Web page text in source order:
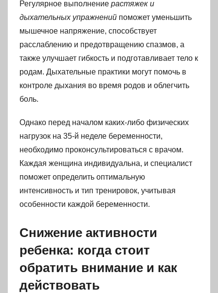
Регулярное выполнение растяжек и
дыхательных упражнений поможет уменьшить
мышечное напряжение, способствует
расслаблению и предотвращению спазмов, а
также улучшает гибкость и подготавливает тело к
родам. Дыхательные практики могут помочь в
контроле дыхания во время родов и облегчить
боль.
Однако перед началом каких-либо физических
нагрузок на 35-й неделе беременности,
необходимо проконсультироваться с врачом.
Каждая женщина индивидуальна, и специалист
поможет определить оптимальную
интенсивность и тип тренировок, учитывая
особенности каждой беременности.
Снижение активности
ребенка: когда стоит
обратить внимание и как
действовать